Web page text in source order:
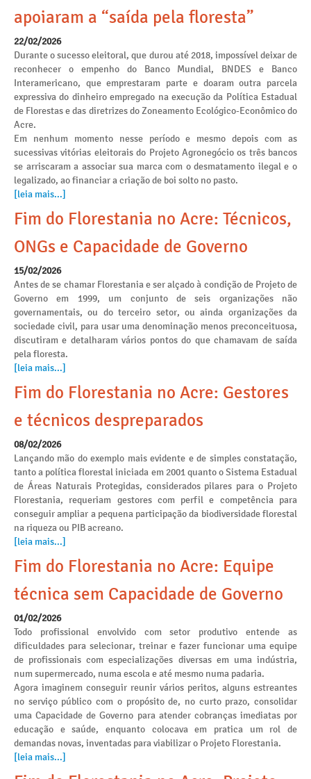
apoiaram a “saída pela floresta”
22/02/2026
Durante o sucesso eleitoral, que durou até 2018, impossível deixar de
reconhecer o empenho do Banco Mundial, BNDES e Banco
Interamericano, que emprestaram parte e doaram outra parcela
expressiva do dinheiro empregado na execução da Política Estadual
de Florestas e das diretrizes do Zoneamento Ecológico-Econômico do
Acre.
Em nenhum momento nesse período e mesmo depois com as
sucessivas vitórias eleitorais do Projeto Agronegócio os três bancos
se arriscaram a associar sua marca com o desmatamento ilegal e o
legalizado, ao financiar a criação de boi solto no pasto.
[leia mais...]
Fim do Florestania no Acre: Técnicos,
ONGs e Capacidade de Governo
15/02/2026
Antes de se chamar Florestania e ser alçado à condição de Projeto de
Governo em 1999, um conjunto de seis organizações não
governamentais, ou do terceiro setor, ou ainda organizações da
sociedade civil, para usar uma denominação menos preconceituosa,
discutiram e detalharam vários pontos do que chamavam de saída
pela floresta.
[leia mais...]
Fim do Florestania no Acre: Gestores
e técnicos despreparados
08/02/2026
Lançando mão do exemplo mais evidente e de simples constatação,
tanto a política florestal iniciada em 2001 quanto o Sistema Estadual
de Áreas Naturais Protegidas, considerados pilares para o Projeto
Florestania, requeriam gestores com perfil e competência para
conseguir ampliar a pequena participação da biodiversidade florestal
na riqueza ou PIB acreano.
[leia mais...]
Fim do Florestania no Acre: Equipe
técnica sem Capacidade de Governo
01/02/2026
Todo profissional envolvido com setor produtivo entende as
dificuldades para selecionar, treinar e fazer funcionar uma equipe
de profissionais com especializações diversas em uma indústria,
num supermercado, numa escola e até mesmo numa padaria.
Agora imaginem conseguir reunir vários peritos, alguns estreantes
no serviço público com o propósito de, no curto prazo, consolidar
uma Capacidade de Governo para atender cobranças imediatas por
educação e saúde, enquanto colocava em pratica um rol de
demandas novas, inventadas para viabilizar o Projeto Florestania.
[leia mais...]